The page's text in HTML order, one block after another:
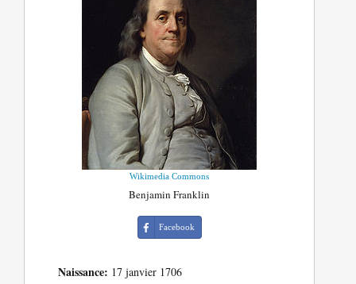
Wikimedia Commons
Benjamin Franklin
Facebook
Naissance: 17 janvier 1706